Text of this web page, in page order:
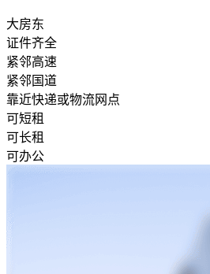
大房东
证件齐全
紧邻高速
紧邻国道
靠近快递或物流网点
可短租
可长租
可办公